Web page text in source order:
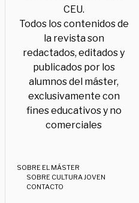
CEU.
Todos los contenidos de
la revista son
redactados, editados y
publicados por los
alumnos del máster,
exclusivamente con
fines educativos y no
comerciales
SOBRE EL MÁSTER
SOBRE CULTURA JOVEN
CONTACTO